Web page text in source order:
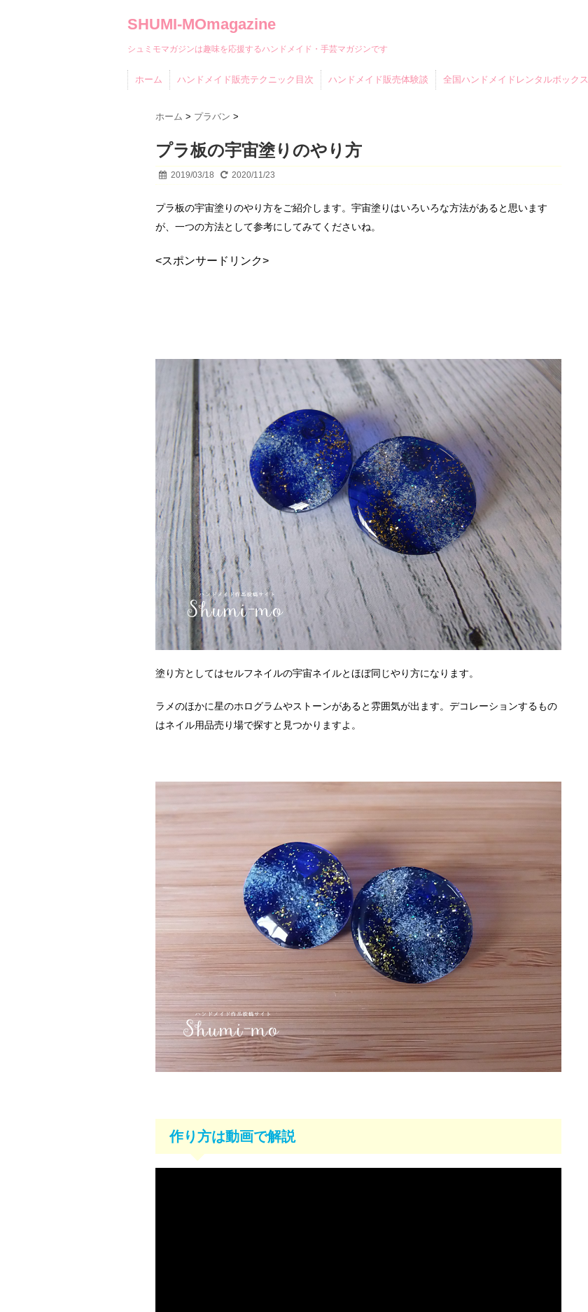
SHUMI-MOmagazine
シュミモマガジンは趣味を応援するハンドメイド・手芸マガジンです
ホーム ハンドメイド販売テクニック目次 ハンドメイド販売体験談 全国ハンドメイドレンタルボックス
ホーム > プラバン >
プラ板の宇宙塗りのやり方
2019/03/18 2020/11/23
プラ板の宇宙塗りのやり方をご紹介します。宇宙塗りはいろいろな方法があると思います
が、一つの方法として参考にしてみてくださいね。
<スポンサードリンク>
塗り方としてはセルフネイルの宇宙ネイルとほぼ同じやり方になります。
ラメのほかに星のホログラムやストーンがあると雰囲気が出ます。デコレーションするもの
はネイル用品売り場で探すと見つかりますよ。
作り方は動画で解説